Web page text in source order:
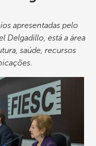
apresentadas pelo
Delgadillo, está a área
saúde, recursos